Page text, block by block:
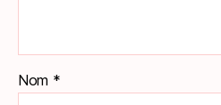
Nom *